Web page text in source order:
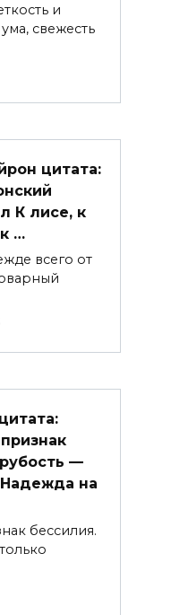
и
свежесть
цитата:
К лисе, к
…
всего от
—
на
бессилия.